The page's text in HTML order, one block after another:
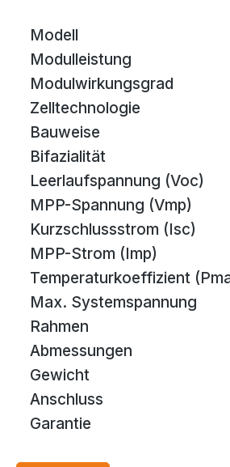
Modell
Modulleistung
Modulwirkungsgrad
Zelltechnologie
Bauweise
Bifazialität
Leerlaufspannung (Voc)
MPP-Spannung (Vmp)
Kurzschlussstrom (Isc)
MPP-Strom (Imp)
Temperaturkoeffizient
Max. Systemspannung
Rahmen
Abmessungen
Gewicht
Anschluss
Garantie